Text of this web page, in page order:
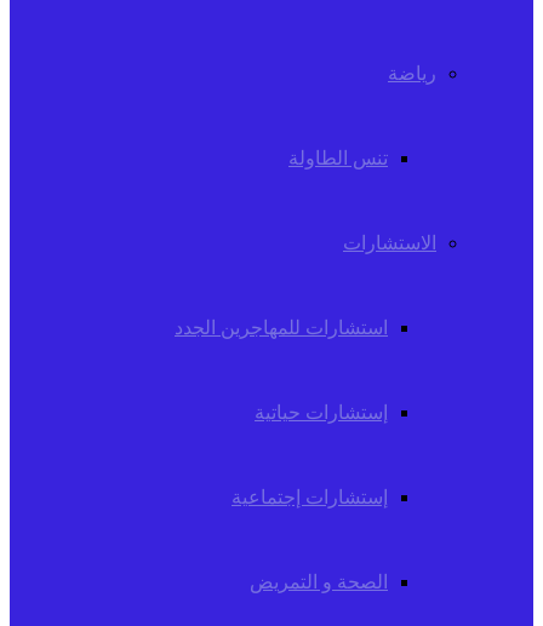
رياضة
تنس الطاولة
الاستشارات
استشارات للمهاجرين الجدد
إستشارات حياتية
إستشارات إجتماعية
الصحة و التمريض